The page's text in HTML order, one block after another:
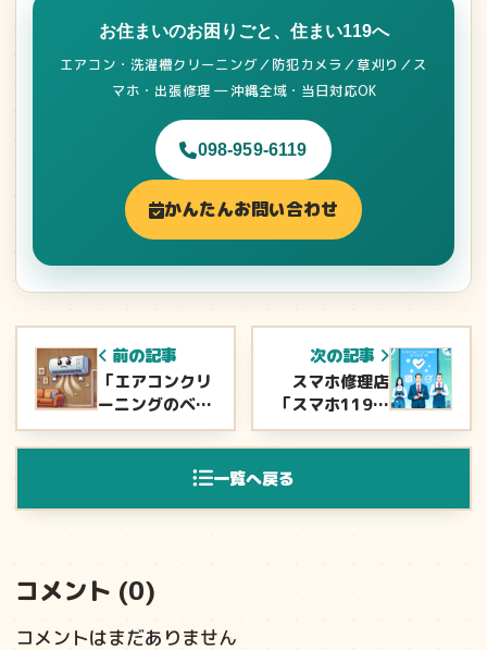
お住まいのお困りごと、住まい119へ
エアコン・洗濯槽クリーニング／防犯カメラ／草刈り／ス
マホ・出張修理 ― 沖縄全域・当日対応OK
098-959-6119
かんたんお問い合わせ
前の記事
「エアコンクリ
ーニングのベス
トシーズンは
10月」
一覧へ戻る
次の記事
スマホ修理店
「スマホ119」
の店長心得
コメント (0)
コメントはまだありません